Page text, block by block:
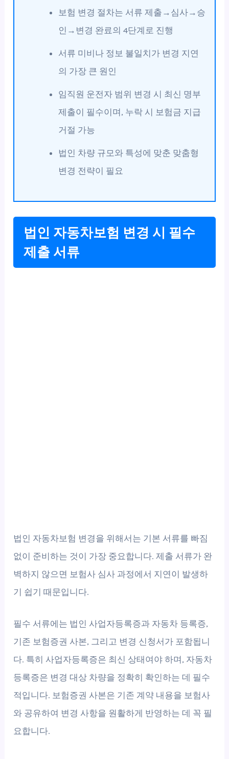
보험 변경 절차는 서류 제출→심사→승
인→변경 완료의 4단계로 진행
서류 미비나 정보 불일치가 변경 지연
의 가장 큰 원인
임직원 운전자 범위 변경 시 최신 명부
제출이 필수이며, 누락 시 보험금 지급
거절 가능
법인 차량 규모와 특성에 맞춘 맞춤형
변경 전략이 필요
법인 자동차보험 변경 시 필수
제출 서류
법인 자동차보험 변경을 위해서는 기본 서류를 빠짐
없이 준비하는 것이 가장 중요합니다. 제출 서류가 완
벽하지 않으면 보험사 심사 과정에서 지연이 발생하
기 쉽기 때문입니다.
필수 서류에는 법인 사업자등록증과 자동차 등록증,
기존 보험증권 사본, 그리고 변경 신청서가 포함됩니
다. 특히 사업자등록증은 최신 상태여야 하며, 자동차
등록증은 변경 대상 차량을 정확히 확인하는 데 필수
적입니다. 보험증권 사본은 기존 계약 내용을 보험사
와 공유하여 변경 사항을 원활하게 반영하는 데 꼭 필
요합니다.